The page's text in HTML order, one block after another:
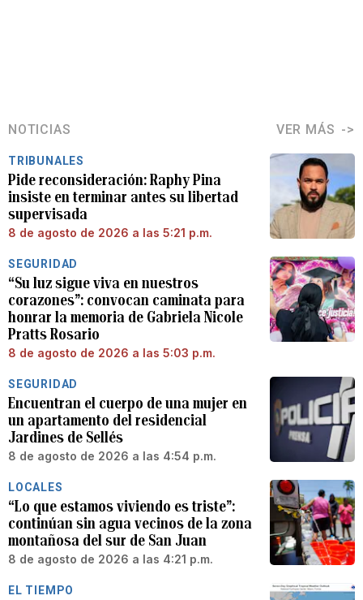
NOTICIAS VER MÁS
TRIBUNALES
Pide reconsideración: Raphy Pina
insiste en terminar antes su libertad
supervisada
8 de agosto de 2026 a las 5:21 p.m.
SEGURIDAD
“Su luz sigue viva en nuestros
corazones”: convocan caminata para
honrar la memoria de Gabriela Nicole
Pratts Rosario
8 de agosto de 2026 a las 5:03 p.m.
SEGURIDAD
Encuentran el cuerpo de una mujer en
un apartamento del residencial
Jardines de Sellés
8 de agosto de 2026 a las 4:54 p.m.
LOCALES
“Lo que estamos viviendo es triste”:
continúan sin agua vecinos de la zona
montañosa del sur de San Juan
8 de agosto de 2026 a las 4:21 p.m.
EL TIEMPO